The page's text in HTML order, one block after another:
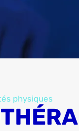
physiques